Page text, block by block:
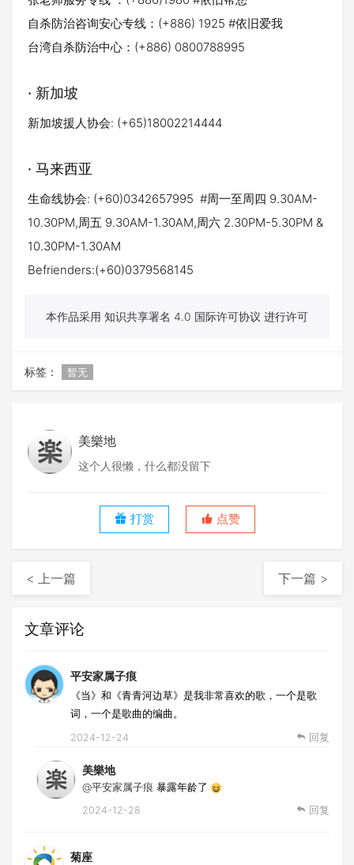
自杀防治咨询安心专线：(+886) 1925 #依旧爱我
台湾自杀防治中心：(+886) 0800788995
· 新加坡
新加坡援人协会: (+65)18002214444
· 马来西亚
生命线协会: (+60)0342657995 #周一至周四 9.30AM-
10.30PM,周五 9.30AM-1.30AM,周六 2.30PM-5.30PM &
10.30PM-1.30AM
Befrienders:(+60)0379568145
本作品采用 知识共享署名 4.0 国际许可协议 进行许可
标签： 暂无
美樂地
这个人很懒，什么都没留下
打赏 点赞
< 上一篇 下一篇 >
文章评论
平安家属子痕
《当》和《青青河边草》是我非常喜欢的歌，一个是歌
词，一个是歌曲的编曲。
2024-12-24 回复
美樂地
@平安家属子痕 暴露年龄了
2024-12-28 回复
菊座